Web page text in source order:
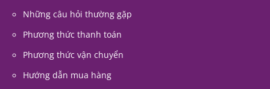
Những câu hỏi thường gặp
Phương thức thanh toán
Phương thức vận chuyển
Hướng dẫn mua hàng